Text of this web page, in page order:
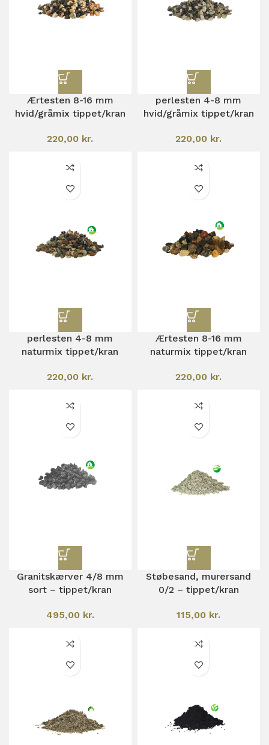
Ærtesten 8-16 mm
hvid/gråmix tippet/kran
220,00 kr.
perlesten 4-8 mm
hvid/gråmix tippet/kran
220,00 kr.
perlesten 4-8 mm
naturmix tippet/kran
220,00 kr.
Ærtesten 8-16 mm
naturmix tippet/kran
220,00 kr.
Granitskærver 4/8 mm
sort – tippet/kran
495,00 kr.
Støbesand, murersand
0/2 – tippet/kran
115,00 kr.